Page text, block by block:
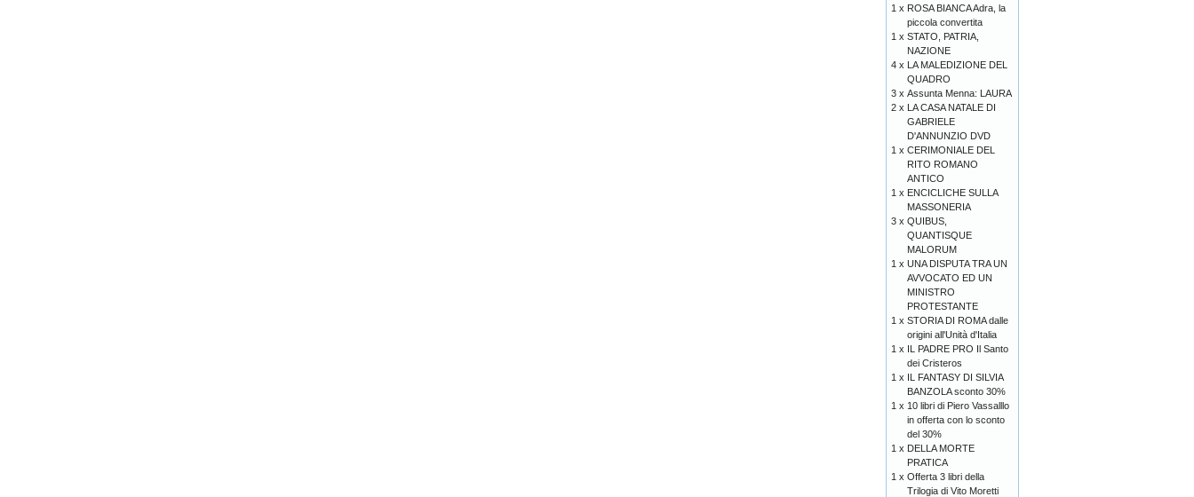
1 x ROSA BIANCA Adra, la
piccola convertita
1 x STATO, PATRIA,
NAZIONE
4 x LA MALEDIZIONE DEL
QUADRO
3 x Assunta Menna: LAURA
2 x LA CASA NATALE DI
GABRIELE
D'ANNUNZIO DVD
1 x CERIMONIALE DEL
RITO ROMANO
ANTICO
1 x ENCICLICHE SULLA
MASSONERIA
3 x QUIBUS,
QUANTISQUE
MALORUM
1 x UNA DISPUTA TRA UN
AVVOCATO ED UN
MINISTRO
PROTESTANTE
1 x STORIA DI ROMA dalle
origini all'Unità d'Italia
1 x IL PADRE PRO Il Santo
dei Cristeros
1 x IL FANTASY DI SILVIA
BANZOLA sconto 30%
1 x 10 libri di Piero Vassalllo
in offerta con lo sconto
del 30%
1 x DELLA MORTE
PRATICA
1 x Offerta 3 libri della
Trilogia di Vito Moretti